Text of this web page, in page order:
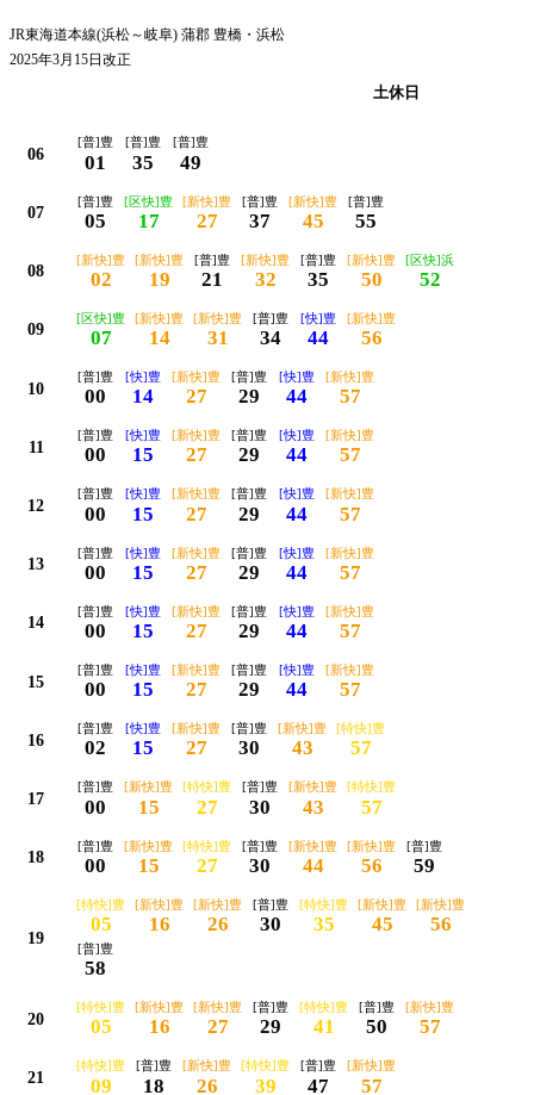
JR東海道本線(浜松～岐阜) 蒲郡 豊橋・浜松
2025年3月15日改正
土休日
06
[普]豊
01
[普]豊
35
[普]豊
49
07
[普]豊
05
[区快]豊
17
[新快]豊
27
[普]豊
37
[新快]豊
45
[普]豊
55
08
[新快]豊
02
[新快]豊
19
[普]豊
21
[新快]豊
32
[普]豊
35
[新快]豊
50
[区快]浜
52
09
[区快]豊
07
[新快]豊
14
[新快]豊
31
[普]豊
34
[快]豊
44
[新快]豊
56
10
[普]豊
00
[快]豊
14
[新快]豊
27
[普]豊
29
[快]豊
44
[新快]豊
57
11
[普]豊
00
[快]豊
15
[新快]豊
27
[普]豊
29
[快]豊
44
[新快]豊
57
12
[普]豊
00
[快]豊
15
[新快]豊
27
[普]豊
29
[快]豊
44
[新快]豊
57
13
[普]豊
00
[快]豊
15
[新快]豊
27
[普]豊
29
[快]豊
44
[新快]豊
57
14
[普]豊
00
[快]豊
15
[新快]豊
27
[普]豊
29
[快]豊
44
[新快]豊
57
15
[普]豊
00
[快]豊
15
[新快]豊
27
[普]豊
29
[快]豊
44
[新快]豊
57
16
[普]豊
02
[快]豊
15
[新快]豊
27
[普]豊
30
[新快]豊
43
[特快]豊
57
17
[普]豊
00
[新快]豊
15
[特快]豊
27
[普]豊
30
[新快]豊
43
[特快]豊
57
18
[普]豊
00
[新快]豊
15
[特快]豊
27
[普]豊
30
[新快]豊
44
[新快]豊
56
[普]豊
59
19
[特快]豊
05
[新快]豊
16
[新快]豊
26
[普]豊
30
[特快]豊
35
[新快]豊
45
[新快]豊
56
[普]豊
58
20
[特快]豊
05
[新快]豊
16
[新快]豊
27
[普]豊
29
[特快]豊
41
[普]豊
50
[新快]豊
57
21
[特快]豊
09
[普]豊
18
[新快]豊
26
[特快]豊
39
[普]豊
47
[新快]豊
57